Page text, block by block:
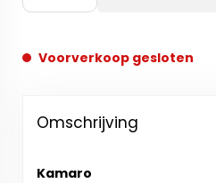
Voorverkoop gesloten
Omschrijving
Kamaro